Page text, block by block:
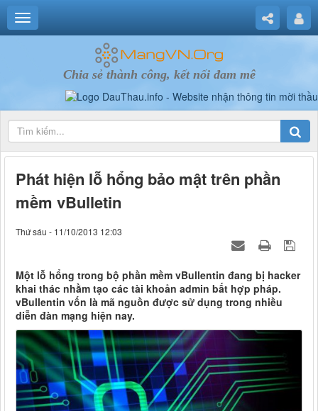
Chia sẻ thành công, kết nối đam mê
Phát hiện lỗ hổng bảo mật trên phần
mềm vBulletin
Thứ sáu - 11/10/2013 12:03
Một lỗ hổng trong bộ phần mềm vBullentin đang bị hacker
khai thác nhằm tạo các tài khoản admin bất hợp pháp.
vBullentin vốn là mã nguồn được sử dụng trong nhiều
diễn đàn mạng hiện nay.